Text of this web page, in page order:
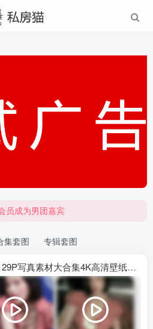
员成为男团嘉宾
集套图 专辑套图
权恩妃水弹音乐节【27V】29P写真素材大合集4K高清壁纸照片素材